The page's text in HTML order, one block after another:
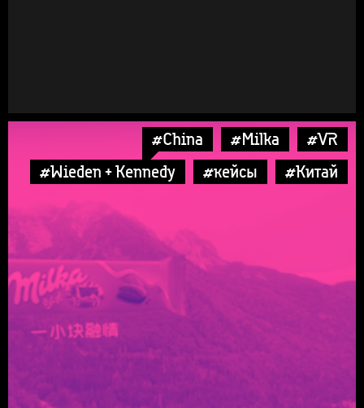
#China #Milka
#VR
#Wieden + Kennedy
#кейсы #Китай